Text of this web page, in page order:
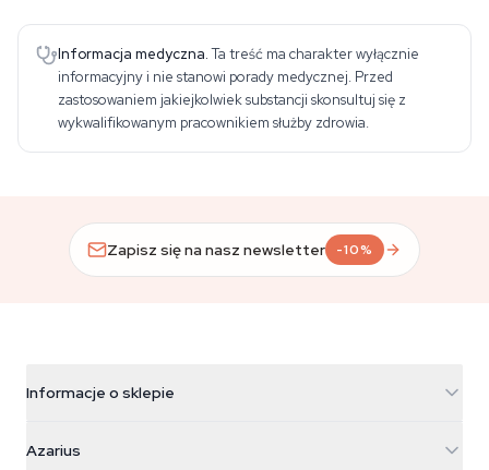
Informacja medyczna. Ta treść ma charakter wyłącznie
informacyjny i nie stanowi porady medycznej. Przed
zastosowaniem jakiejkolwiek substancji skonsultuj się z
wykwalifikowanym pracownikiem służby zdrowia.
Zapisz się na nasz newsletter -10%
Informacje o sklepie
Galvaniweg 11
Azarius